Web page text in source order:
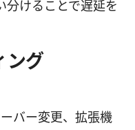
分けることで遅延を
ング
バー変更、拡張機